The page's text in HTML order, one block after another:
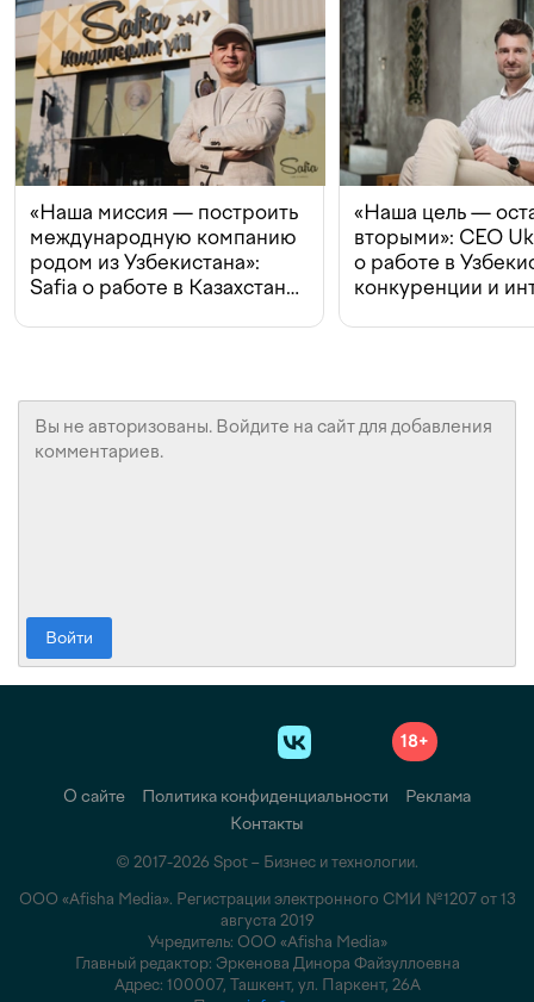
«Наша миссия — построить
международную компанию
родом из Узбекистана»:
Safia о работе в Казахстане,
«Наша цель —
вторыми»: CEO
о работе в
конкуренции и
Войти
18+
О сайте Политика конфиденциальности
Реклама
Контакты
© 2017-2026 Spot – Бизнес и технологии.
ООО «Afisha Media». Регистрации электронного СМИ №1207 от 13
августа 2019
Учредитель: ООО «Afisha Media»
Главный редактор: Эркенова Динора Файзуллоевна
Адрес: 100007, Ташкент, ул. Паркент, 26А